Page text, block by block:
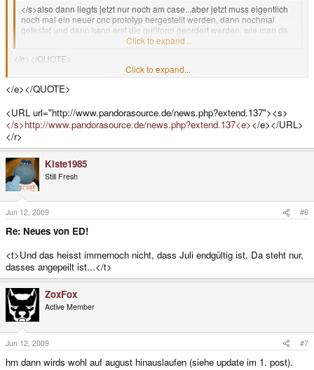
</s>also dann liegts jetzt nur noch am case...aber jetzt muss eigentlich
noch mal ein neuer cnc prototyp hergestellt werden, dann nochmal
getestet und dann kann erst die gußform geordert werden. wie man da
auf juli kommen kann, würd mich echt interessieren....<e>
Click to expand...
</e></QUOTE>
Juli wurde ja nicht versprochen von craig und mweston, wenn ich die
Aussagen richtig im Kopf hab.<e>
Click to expand...
</e></QUOTE>
<URL url="http://www.pandorasource.de/news.php?extend.137"><s>
</s>http://www.pandorasource.de/news.php?extend.137<e></e></URL>
</r>
Kiste1985
Still Fresh
Jun 12, 2009 #6
Re: Neues von ED!
<t>Und das heisst immernoch nicht, dass Juli endgültig ist. Da steht nur,
dasses angepeilt ist...</t>
ZoxFox
Active Member
Jun 12, 2009 #7
hm dann wirds wohl auf august hinauslaufen (siehe update im 1. post).